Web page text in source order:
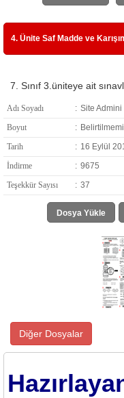
4. Ünite Saf Madde ve
7. Sınıf 3.üniteye ait
Adı Soyadı : Site Admini
Boyut
:
Tarih
: 16 Eylül
İndirme
: 9675
Teşekkür Sayısı
: 37
Dosya Yükle
Diğer Dosyalar